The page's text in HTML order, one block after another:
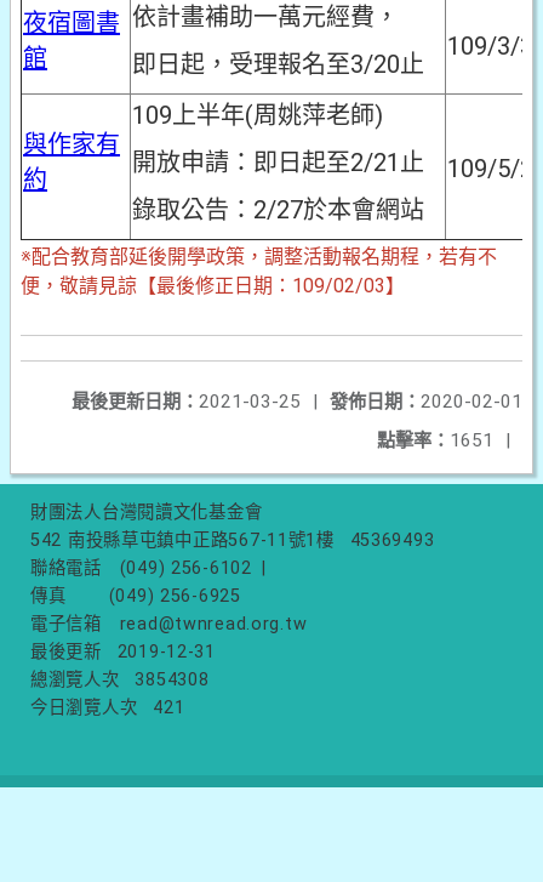
夜宿圖書
館
依計畫補助一萬元經費，
即日起，受理報名至3/20止
109/3/
與作家有
約
109上半年(周姚萍老師)
開放申請：即日起至2/21止
錄取公告：2/27於本會網站
109/5/
※配合教育部延後開學政策，調整活動報名期程，若有不
便，敬請見諒【最後修正日期：109/02/03】
發佈日期： 2020-02-01
最後更新日期： 2021-03-25
|
點擊率： 1651 |
財團法人台灣閱讀文化基金會
542 南投縣草屯鎮中正路567-11號1樓
45369493
聯絡電話
(049) 256-6102
傳真
(049) 256-6925
電子信箱
read@twnread.org.tw
最後更新
2019-12-31
總瀏覽人次
3854308
今日瀏覽人次
421